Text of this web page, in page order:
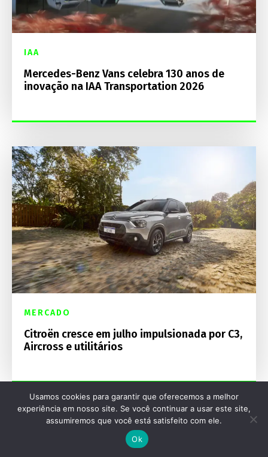
IAA
Mercedes-Benz Vans celebra 130 anos de
inovação na IAA Transportation 2026
MERCADO
Citroën cresce em julho impulsionada por C3,
Aircross e utilitários
Usamos cookies para garantir que oferecemos a melhor
experiência em nosso site. Se você continuar a usar este site,
assumiremos que você está satisfeito com ele.
Ok